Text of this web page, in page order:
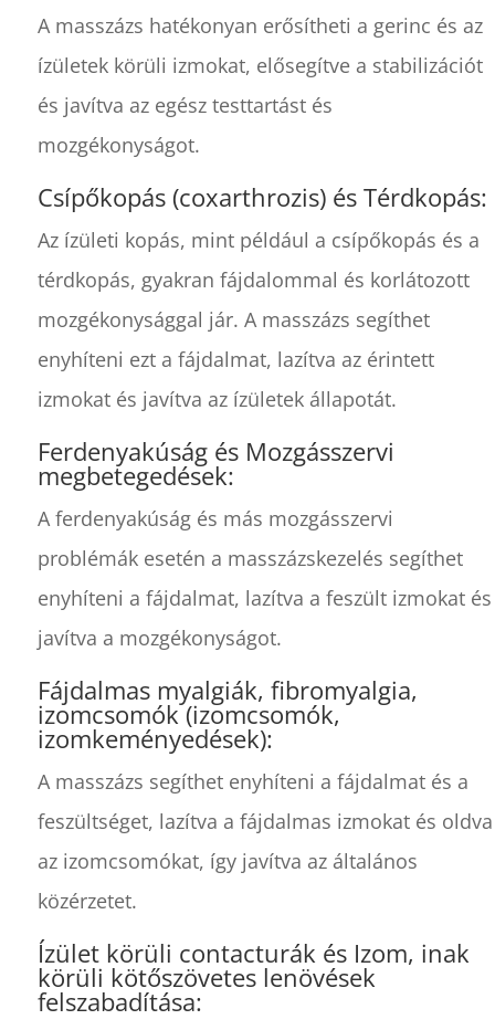
A masszázs hatékonyan erősítheti a gerinc és az
ízületek körüli izmokat, elősegítve a stabilizációt
és javítva az egész testtartást és
mozgékonyságot.
Csípőkopás (coxarthrozis) és Térdkopás:
Az ízületi kopás, mint például a csípőkopás és a
térdkopás, gyakran fájdalommal és korlátozott
mozgékonysággal jár. A masszázs segíthet
enyhíteni ezt a fájdalmat, lazítva az érintett
izmokat és javítva az ízületek állapotát.
Ferdenyakúság és Mozgásszervi
megbetegedések:
A ferdenyakúság és más mozgásszervi
problémák esetén a masszázskezelés segíthet
enyhíteni a fájdalmat, lazítva a feszült izmokat és
javítva a mozgékonyságot.
Fájdalmas myalgiák, fibromyalgia,
izomcsomók (izomcsomók,
izomkeményedések):
A masszázs segíthet enyhíteni a fájdalmat és a
feszültséget, lazítva a fájdalmas izmokat és oldva
az izomcsomókat, így javítva az általános
közérzetet.
Ízület körüli contacturák és Izom, inak
körüli kötőszövetes lenövések
felszabadítása: